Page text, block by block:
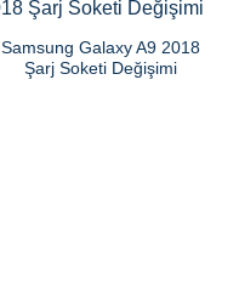
Samsung Galaxy A9 2018
Şarj Soketi Değişimi